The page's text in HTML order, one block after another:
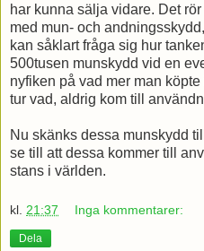
har kunna sälja vidare. Det
med mun- och
kan såklart fråga sig hur
500tusen munskydd vid en
nyfiken på vad mer man
tur vad, aldrig kom till
Nu skänks dessa munskydd
se till att dessa kommer till
stans i världen.
kl. 21:37 Inga kommentarer:
Dela